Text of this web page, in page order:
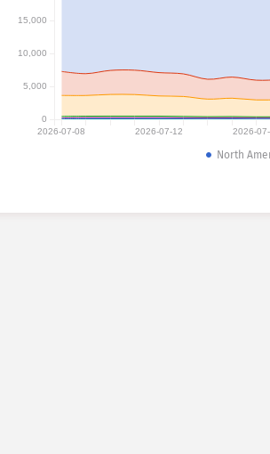
2026-07-08 2026-07-12 2026-
0
5,000
10,000
15,000
North